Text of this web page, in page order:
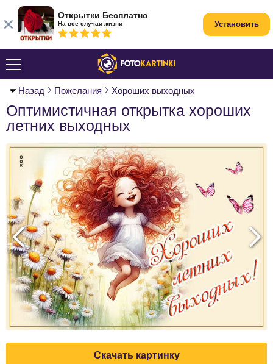
Назад Пожелания Хороших выходных
Оптимистичная открытка хороших
летних выходных
Скачать картинку
Открытки Бесплатно
На все случаи жизни Установить